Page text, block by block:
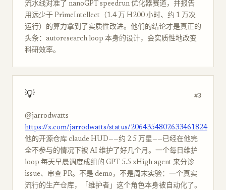
流水线对准了 nanoGPT speedrun 优化器赛道，并报告
用远少于 PrimeIntellect（1.4 万 H200 小时、约 1 万次
运行）的算力拿到了实质性改进。他们的结论才是真正的
头条：autoresearch loop 本身的设计，会实质性地改变
科研效率。
💡 #3
@jarrodwatts
https://x.com/jarrodwatts/status/2064354802633461824
他的开源仓库 claude HUD——约 2.5 万星——已经在他完
全不参与的情况下被 AI 维护了好几个月。一个每日维护
loop 每天早晨调度成组的 GPT 5.5 xHigh agent 来分诊
issue、审查 PR。不是 demo，不是周末实验：一个真实
流行的生产仓库，「维护者」这个角色本身被自动化了。